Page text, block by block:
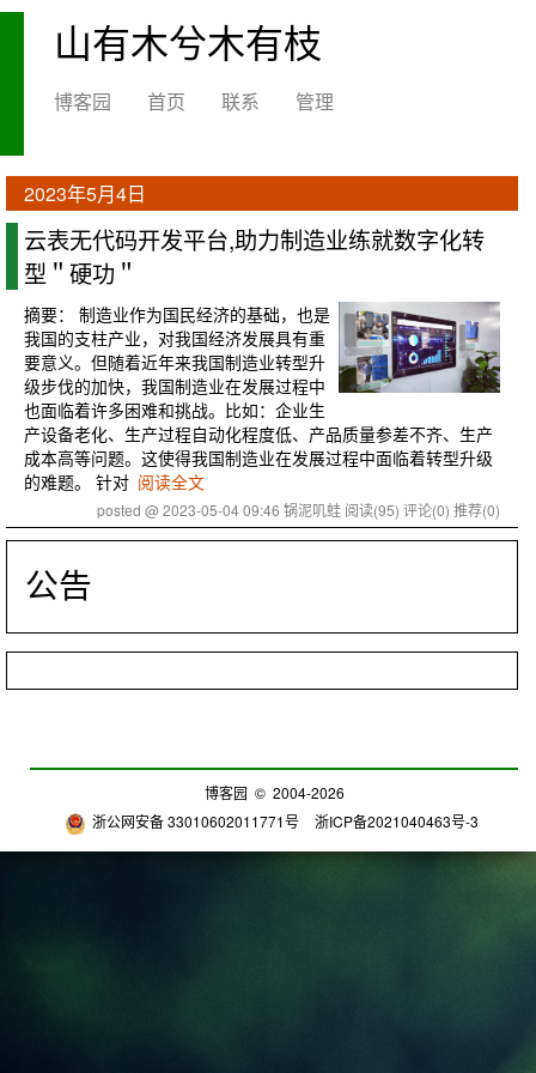
山有木兮木有枝
博客园 首页 联系 管理
2023年5月4日
云表无代码开发平台,助力制造业练就数字化转
型＂硬功＂
摘要： 制造业作为国民经济的基础，也是
我国的支柱产业，对我国经济发展具有重
要意义。但随着近年来我国制造业转型升
级步伐的加快，我国制造业在发展过程中
也面临着许多困难和挑战。比如：企业生
产设备老化、生产过程自动化程度低、产品质量参差不齐、生产
成本高等问题。这使得我国制造业在发展过程中面临着转型升级
的难题。 针对 阅读全文
posted @ 2023-05-04 09:46 锅泥叽蛙 阅读(95) 评论(0) 推荐(0)
公告
博客园 © 2004-2026
浙公网安备 33010602011771号
浙ICP备2021040463号-3